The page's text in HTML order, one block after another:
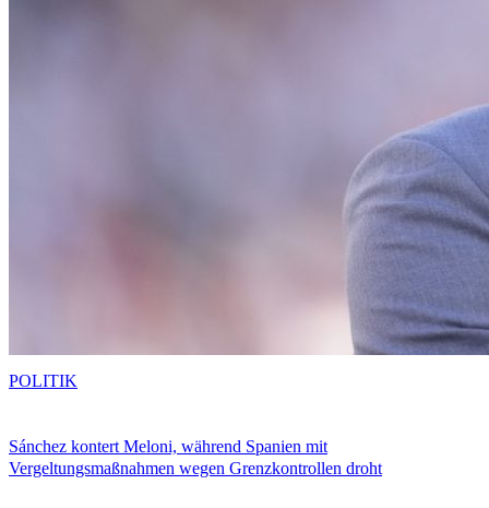
Sánchez kontert Meloni, während Spanien mit
Vergeltungsmaßnahmen wegen Grenzkontrollen droht
POLITIK